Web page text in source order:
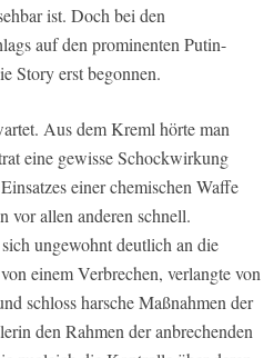
ist. Doch bei den
auf den prominenten Putin-
Story erst begonnen.
Aus dem Kreml hörte man
eine gewisse Schockwirkung
einer chemischen Waffe
vor allen anderen schnell.
ungewohnt deutlich an die
einem Verbrechen, verlangte von
schloss harsche Maßnahmen der
den Rahmen der anbrechenden